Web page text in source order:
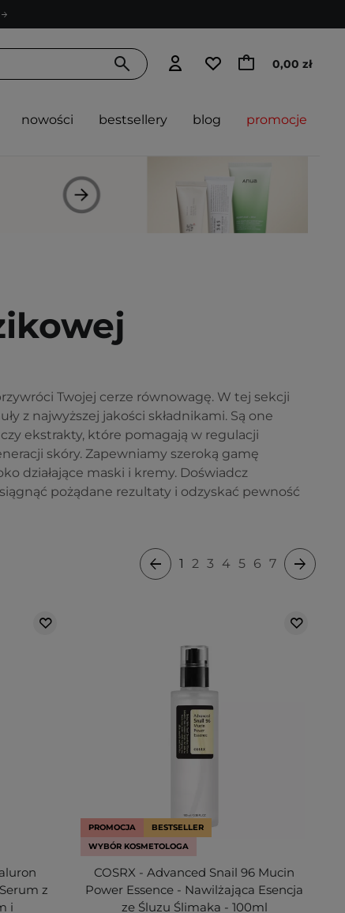
0,00 zł
nowości bestsellery blog promocje
Twojej cerze równowagę. W tej sekcji
z najwyższej jakości składnikami. Są one
ekstrakty, które pomagają w regulacji
skóry. Zapewniamy szeroką gamę
działające maski i kremy. Doświadcz
pożądane rezultaty i odzyskać pewność
1 2 3 4 5 6 7
z
i
PROMOCJA
BESTSELLER
WYBÓR KOSMETOLOGA
COSRX - Advanced Snail 96 Mucin
Power Essence - Nawilżająca Esencja
ze Śluzu Ślimaka - 100ml